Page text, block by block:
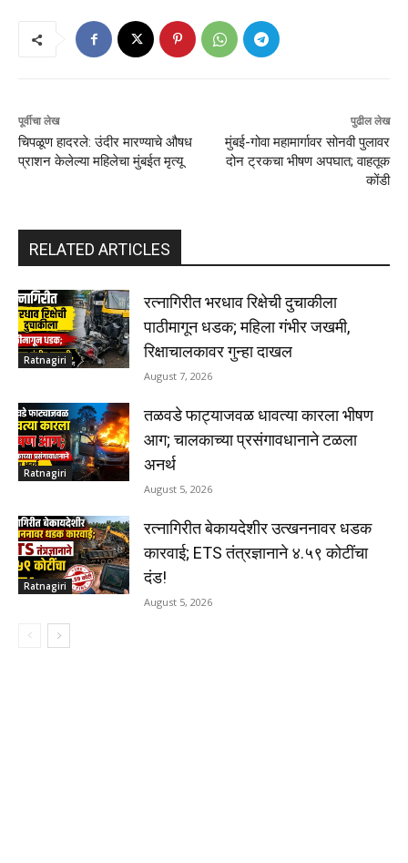
पूर्वीचा लेख
चिपळूण हादरले: उंदीर मारण्याचे औषध
प्राशन केलेल्या महिलेचा मुंबईत मृत्यू
पुढील लेख
मुंबई-गोवा महामार्गावर सोनवी पुलावर
दोन ट्रकचा भीषण अपघात; वाहतूक
कोंडी
RELATED ARTICLES
Ratnagiri
रत्नागिरीत भरधाव रिक्षेची दुचाकीला
पाठीमागून धडक; महिला गंभीर जखमी,
रिक्षाचालकावर गुन्हा दाखल
August 7, 2026
Ratnagiri
तळवडे फाट्याजवळ धावत्या कारला भीषण
आग; चालकाच्या प्रसंगावधानाने टळला
अनर्थ
August 5, 2026
Ratnagiri
रत्नागिरीत बेकायदेशीर उत्खननावर धडक
कारवाई; ETS तंत्रज्ञानाने ४.५९ कोटींचा
दंड!
August 5, 2026